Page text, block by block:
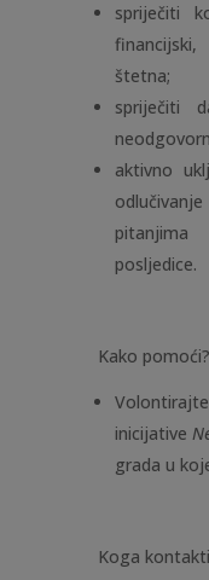
spriječiti
štetna;
spriječiti
aktivno
posljedice.
Kako pomoći?
inicijative
grada u
Koga